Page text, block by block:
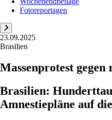
Fotoreportagen
23.09.2025
Brasilien
Massenprotest gegen
Brasilien:
Amnestiepläne auf